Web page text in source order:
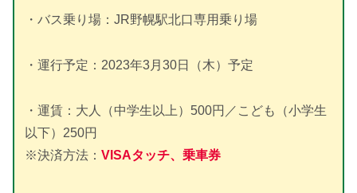
・バス乗り場：JR野幌駅北口専用乗り場
・運行予定：2023年3月30日（木）予定
・運賃：大人（中学生以上）500円／こども（小学生
以下）250円
※決済方法： VISAタッチ、乗車券